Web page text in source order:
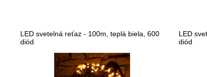
LED svetelná reťaz - 100m, teplá biela, 600
diód
LED
diód